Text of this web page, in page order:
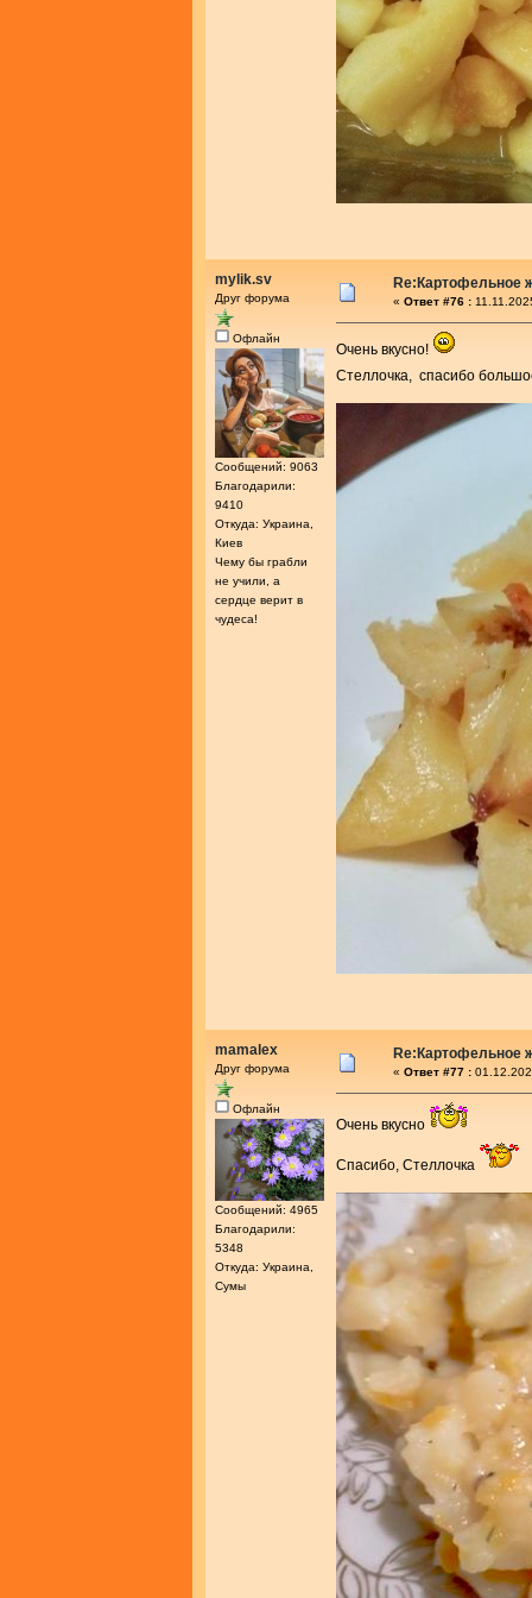
mylik.sv
Друг форума
Офлайн
Сообщений: 9063
Благодарили:
9410
Откуда: Украина,
Киев
Чему бы грабли
не учили, а
сердце верит в
чудеса!
Re:Картофельное
« Ответ #76 :
Очень вкусно!
Стеллочка, спасибо
mamalex
Друг форума
Офлайн
Сообщений: 4965
Благодарили:
5348
Откуда: Украина,
Сумы
Re:Картофельное
« Ответ #77 :
Очень вкусно
Спасибо, Стеллочка